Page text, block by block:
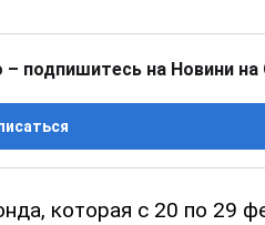
подпишитесь на Новини на
которая с 20 по 29